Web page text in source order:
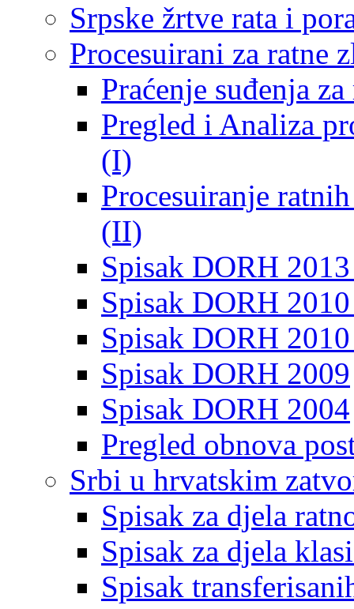
Srpske žrtve rata i
Procesuirani za ratne
Praćenje suđenja
Pregled i Analiza
(I)
Procesuiranje
(II)
Spisak DORH
Spisak DORH
Spisak DORH
Spisak DORH 2009
Spisak DORH 2004
Pregled obnova
Srbi u hrvatskim
Spisak za djela
Spisak za djela
Spisak